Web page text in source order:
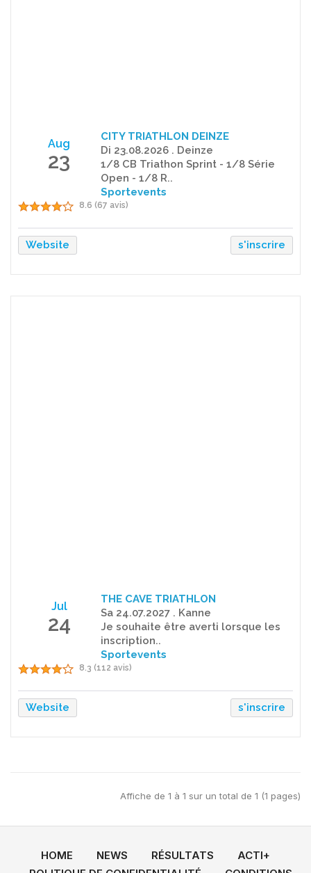
Aug
23
CITY TRIATHLON DEINZE
Di 23.08.2026 . Deinze
1/8 CB Triathon Sprint - 1/8 Série
Open - 1/8 R..
Sportevents
8.6 (67 avis)
Website s'inscrire
Jul
24
THE CAVE TRIATHLON
Sa 24.07.2027 . Kanne
Je souhaite être averti lorsque les
inscription..
Sportevents
8.3 (112 avis)
Website s'inscrire
Affiche de 1 à 1 sur un total de 1 (1 pages)
HOME NEWS RÉSULTATS
ACTI+